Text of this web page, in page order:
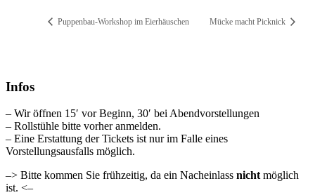
Puppenbau-Workshop im Eierhäuschen Mücke macht Picknick
Infos
– Wir öffnen 15′ vor Beginn, 30′ bei Abendvorstellungen
– Rollstühle bitte vorher anmelden.
– Eine Erstattung der Tickets ist nur im Falle eines
Vorstellungsausfalls möglich.
–> Bitte kommen Sie frühzeitig, da ein Nacheinlass nicht möglich
ist. <–